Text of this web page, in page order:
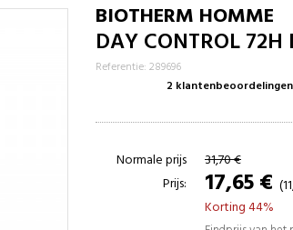
BIOTHERM HOMME
DAY CONTROL 72H
Referentie: 289696
2 klantenbeoordelingen
Normale prijs
31,70 €
Prijs:
17,65 €
Korting 44%